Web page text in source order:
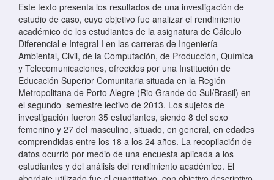
Este texto presenta los resultados de una investigación de
estudio de caso, cuyo objetivo fue analizar el rendimiento
académico de los estudiantes de la asignatura de Cálculo
Diferencial e Integral I en las carreras de Ingeniería
Ambiental, Civil, de la Computación, de Producción, Química
y Telecomunicaciones, ofrecidos por una Institución de
Educación Superior Comunitaria situada en la Región
Metropolitana de Porto Alegre (Rio Grande do Sul/Brasil) en
el segundo semestre lectivo de 2013. Los sujetos de
investigación fueron 35 estudiantes, siendo 8 del sexo
femenino y 27 del masculino, situado, en general, en edades
comprendidas entre los 18 a los 24 años. La recopilación de
datos ocurrió por medio de una encuesta aplicada a los
estudiantes y del análisis del rendimiento académico. El